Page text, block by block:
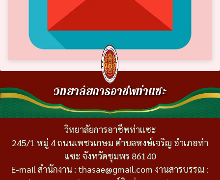
วิทยาลัยการอาชีพท่าแซะ
วิทยาลัยการอาชีพท่าแซะ
245/1 หมู่ 4 ถนนเพชรเกษม ตำบลหงษ์เจริญ อำเภอท่า
แซะ จังหวัดชุมพร 86140
E-mail สำนักงาน : thasae@gmail.com งานสารบรรณ :